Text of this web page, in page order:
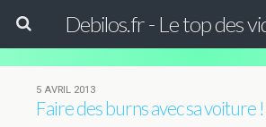
5 AVRIL 2013
Faire des burns avec sa voiture !